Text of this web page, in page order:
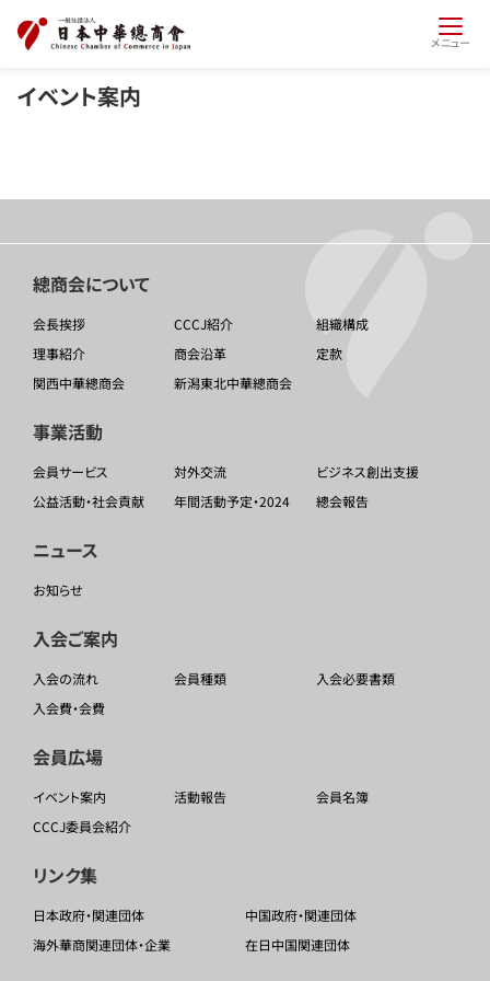
メニュー
イベント案内
總商会について
会長挨拶 CCCJ紹介
組織構成
理事紹介
商会沿革
定款
関西中華總商会
新潟東北中華總商会
事業活動
会員サービス 対外交流
ビジネス創出支援
公益活動・社会貢献
年間活動予定・2024 總会報告
ニュース
お知らせ
入会ご案内
入会の流れ 会員種類
入会必要書類
入会費・会費
会員広場
イベント案内 活動報告
会員名簿
CCCJ委員会紹介
リンク集
日本政府・関連団体
中国政府・関連団体
海外華商関連団体・企業
在日中国関連団体